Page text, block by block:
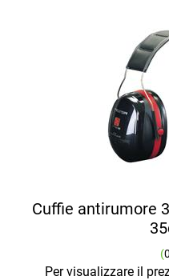
Cuffie antirumore
(
Per visualizzare il